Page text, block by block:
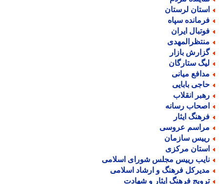
لرستان
سپاه
ایران
بازار
ستارگان
میانی
بابایی
انقلاب
رسانه
ایثار
عروسی
سازمان
مرکزی
رییس مجلس شورای اسلامی
فرهنگ و ارشاد اسلامی
فرهنگ ایثار و شهادت